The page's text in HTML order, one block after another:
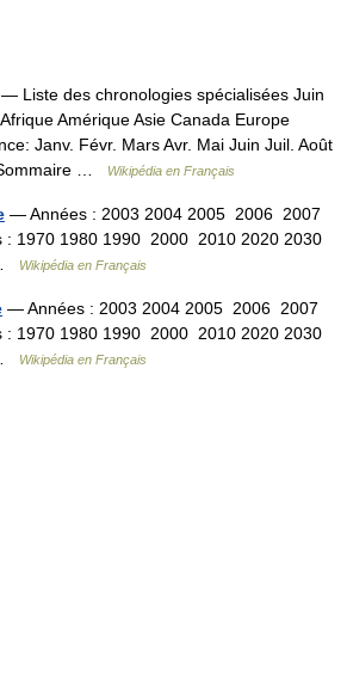
— Liste des chronologies spécialisées Juin
Amérique Asie Canada Europe
Janv. Févr. Mars Avr. Mai Juin Juil. Août
…
Wikipédia en Français
— Années : 2003 2004 2005 2006 2007
: 1970 1980 1990 2000 2010 2020 2030
Wikipédia en Français
— Années : 2003 2004 2005 2006 2007
: 1970 1980 1990 2000 2010 2020 2030
Wikipédia en Français